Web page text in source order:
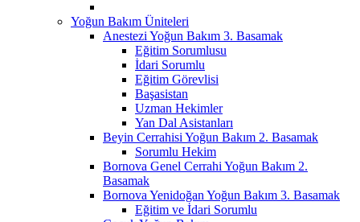
Yoğun Bakım Üniteleri
Anestezi Yoğun Bakım 3. Basamak
Eğitim Sorumlusu
İdari Sorumlu
Eğitim Görevlisi
Başasistan
Uzman Hekimler
Yan Dal Asistanları
Beyin Cerrahisi Yoğun Bakım 2. Basamak
Sorumlu Hekim
Bornova Genel Cerrahi Yoğun Bakım 2.
Basamak
Bornova Yenidoğan Yoğun Bakım 3. Basamak
Eğitim ve İdari Sorumlu